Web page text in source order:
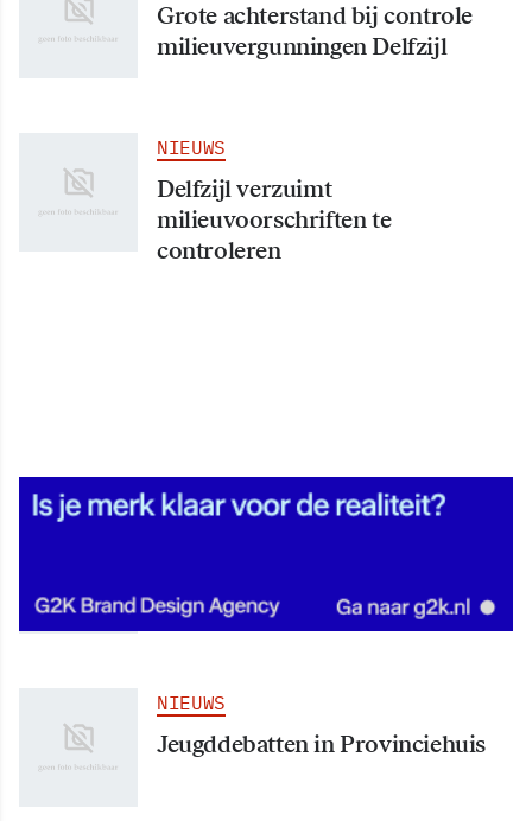
Grote achterstand bij controle
milieuvergunningen Delfzijl
NIEUWS
Delfzijl verzuimt
milieuvoorschriften te
controleren
test uit Groningen
NIEUWS
Jeugddebatten in Provinciehuis